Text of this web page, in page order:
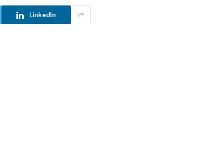
LinkedIn